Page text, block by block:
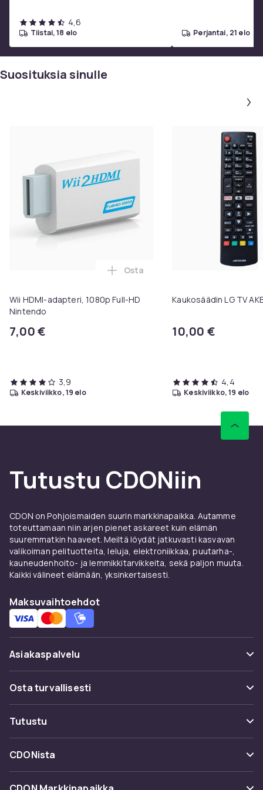
4,6
tiistai, 18 elo perjantai, 21 elo
Suosituksia sinulle
Wii HDMI-adapteri, 1080p Full-HD
Nintendo
7,00 €
Lisää Wii HDMI-adapteri, 1080p
Osta
3,9
keskiviikko, 19 elo
Kaukosäädin LG TV
10,00 €
4,4
keskiviikko, 19 elo
Tutustu CDONiin
CDON on Pohjoismaiden suurin markkinapaikka. Autamme
toteuttamaan niin arjen pienet askareet kuin elämän
suuremmatkin haaveet. Meiltä löydät jatkuvasti kasvavan
valikoiman pelituotteita, leluja, elektroniikkaa, puutarha-,
kauneudenhoito- ja lemmikkitarvikkeita, sekä paljon muuta.
Kaikki välineet elämään, yksinkertaisesti.
Maksuvaihtoehdot
Asiakaspalvelu
Usein kysyttyä (UKK)
Seuraa pakettia
Ota yhteyttä
Osta turvallisesti
Maksuvaihtoehdot
Toimitus
Takaisinvedot
Tutustu
Kategoriat
Tuotemerkit
CDONista
Tietoa meistä